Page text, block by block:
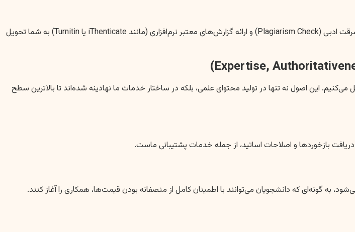
مهمترین دغدغه دانشجویان، اصالت و کیفیت پایان نامه است. ما تمامی پایان نامه‌ها را با تضمین عدم سرقت ادبی (Plagiarism Check) و ارائه گزارش‌های معتبر نرم‌افزاری (مانند iThenticate یا Turnitin) به شما تحویل
این اصول نه تنها در تولید محتوای علمی، بلکه در ساختار خدمات ما نهادینه شده‌اند تا بالاترین سطح
بازخوردها و اصلاحات اساتید، از جمله خدمات پشتیبانی ماست.
گونه‌ای که دانشجویان می‌توانند با اطمینان کامل از منصفانه بودن قیمت‌ها، همکاری را آغاز کنند.